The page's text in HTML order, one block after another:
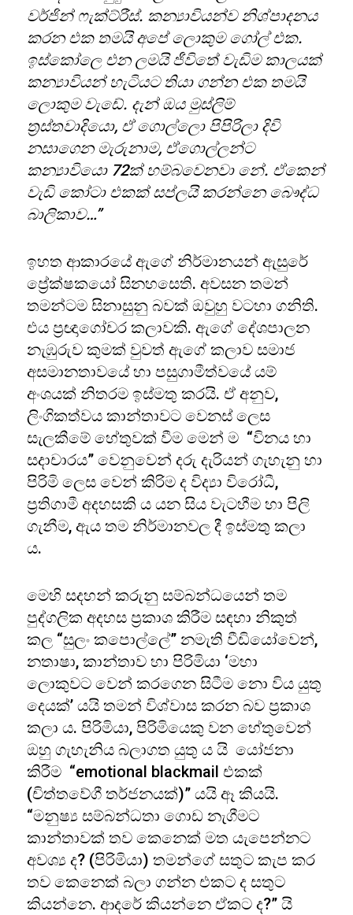
වර්ජින් ෆැක්ට්රීස්. කන්‍යාවියන්ව නිශ්පාදනය
කරන එක තමයි අපේ ලොකුම ගෝල් එක.
ඉස්කෝලෙ එන ලමයි ජීවිතේ වැඩිම කාලයක්
කන්‍යාවියන් හැටියට තියා ගන්න එක තමයි
ලොකුම වැඩේ. දැන් ඔය මුස්ලිම්
ත්‍රස්තවාදියො, ඒ ගොල්ලො පිපිරිලා දිවි
නසාගෙන මැරුනාම, ඒගොල්ලන්ට
කන්‍යාවියො 72ක් හම්බවෙනවා නේ. ඒකෙන්
වැඩි කෝටා එකක් සප්ලයි කරන්නෙ බෞද්ධ
බාලිකාව…”
ඉහත ආකාරයේ ඇගේ නිර්මානයන් ඇසුරේ
ප්‍රේක්ෂකයෝ සිනහසෙති. අවසන තමන්
තමන්ටම සිනාසුනු බවක් ඔවුහු වටහා ගනිති.
එය ප්‍රඥාගෝචර කලාවකි. ඇගේ දේශපාලන
නැඹුරුව කුමක් වුවත් ඇගේ කලාව සමාජ
අසමානතාවයේ හා පසුගාමීත්වයේ යම්
අංශයක් නිතරම ඉස්මතු කරයි. ඒ අනුව,
ලිංගිකත්වය කාන්තාවට වෙනස් ලෙස
සැලකීමේ හේතුවක් වීම මෙන් ම “විනය හා
සදාචාරය” වෙනුවෙන් දරු දැරියන් ගැහැනු හා
පිරිමි ලෙස වෙන් කිරිම ද විද්‍යා විරෝධී,
ප්‍රතිගාමී අදහසකි ය යන සිය වැටහීම හා පිලි
ගැනීම, ඇය තම නිර්මානවල දී ඉස්මතු කලා
ය.
මෙහි සදහන් කරුනු සම්බන්ධයෙන් තම
පුද්ගලික අදහස ප්‍රකාශ කිරීම සඳහා නිකුත්
කල “සුලං කපොල්ලේ” නමැති වීඩියෝවෙන්,
නතාෂා, කාන්තාව හා පිරිමියා ‘මහා
ලොකුවට වෙන් කරගෙන සිටීම නො විය යුතු
දෙයක්’ යයි තමන් විශ්වාස කරන බව ප්‍රකාශ
කලා ය. පිරිමියා, පිරිමියෙකු වන හේතුවෙන්
ඔහු ගැහැනිය බලාගත යුතු ය යි යෝජනා
කිරීම “emotional blackmail එකක්
(චිත්තවේගී තර්ජනයක්)” යයි ඈ කියයි.
“මනුෂ්‍ය සම්බන්ධතා ගොඩ නැගීමට
කාන්තාවක් තව කෙනෙක් මත යැපෙන්නට
අවශ්‍ය ද? (පිරිමියා) තමන්ගේ සතුට කැප කර
තව කෙනෙක් බලා ගන්න එකට ද සතුට
කියන්නෙ. ආදරේ කියන්නෙ ඒකට ද?” යි